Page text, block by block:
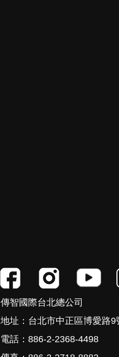
傳智國際台北總公司
地址：台北市中正區博愛路9
電話：886-2-2368-4498